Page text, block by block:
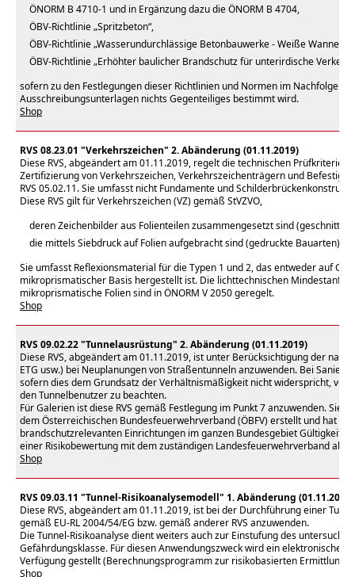
ÖNORM B 4710-1 und in Ergänzung dazu die ÖNORM B 4704,
ÖBV-Richtlinie „Spritzbeton“,
ÖBV-Richtlinie „Wasserundurchlässige Betonbauwerke - Weiße Wannen“,
ÖBV-Richtlinie „Erhöhter baulicher Brandschutz für unterirdische
sofern zu den Festlegungen dieser Richtlinien und Normen im
Ausschreibungsunterlagen nichts Gegenteiliges bestimmt wird.
Shop
RVS 08.23.01 "Verkehrszeichen" 2. Abänderung (01.11.2019)
Diese RVS, abgeändert am 01.11.2019, regelt die technischen
Zertifizierung von Verkehrszeichen, Verkehrszeichenträgern und
RVS 05.02.11. Sie umfasst nicht Fundamente und
Diese RVS gilt für Verkehrszeichen (VZ) gemäß StVZVO,
deren Zeichenbilder aus Folienteilen zusammengesetzt sind
die mittels Siebdruck auf Folien aufgebracht sind (gedruckte
Sie umfasst Reflexionsmaterial für die Typen 1 und 2, das entweder auf
mikroprismatischer Basis hergestellt ist. Die lichttechnischen
mikroprismatische Folien sind in ÖNORM V 2050 geregelt.
Shop
RVS 09.02.22 "Tunnelausrüstung" 2. Abänderung (01.11.2019)
Diese RVS, abgeändert am 01.11.2019, ist unter Berücksichtigung der
ETG usw.) bei Neuplanungen von Straßentunneln anzuwenden. Bei
sofern dies dem Grundsatz der Verhältnismäßigkeit nicht widerspricht,
den Tunnelbenutzer zu beachten.
Für Galerien ist diese RVS gemäß Festlegung im Punkt 7 anzuwenden. Sie
dem Österreichischen Bundesfeuerwehrverband (ÖBFV) erstellt und hat
brandschutzrelevanten Einrichtungen im ganzen Bundesgebiet Gültigkeit.
einer Risikobewertung mit dem zuständigen Landesfeuerwehrverband
Shop
RVS 09.03.11 "Tunnel-Risikoanalysemodell" 1. Abänderung (01.11.2019)
Diese RVS, abgeändert am 01.11.2019, ist bei der Durchführung einer
gemäß EU-RL 2004/54/EG bzw. gemäß anderer RVS anzuwenden.
Die Tunnel-Risikoanalyse dient weiters auch zur Einstufung des
Gefährdungsklasse. Für diesen Anwendungszweck wird ein elektronisches
Verfügung gestellt (Berechnungsprogramm zur risikobasierten Ermittlung
Shop